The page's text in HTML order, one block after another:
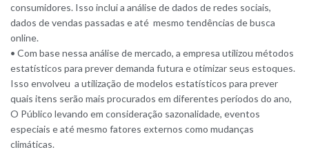
consumidores. Isso inclui a análise de dados de redes sociais,
dados de vendas passadas e até mesmo tendências de busca
online.
• Com base nessa análise de mercado, a empresa utilizou métodos
estatísticos para prever demanda futura e otimizar seus estoques.
Isso envolveu a utilização de modelos estatísticos para prever
quais itens serão mais procurados em diferentes períodos do ano,
O Público levando em consideração sazonalidade, eventos
especiais e até mesmo fatores externos como mudanças
climáticas.